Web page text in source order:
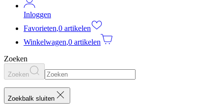
Inloggen
Favorieten,0 artikelen
Winkelwagen,0 artikelen
Zoeken
Zoeken
Zoekbalk sluiten